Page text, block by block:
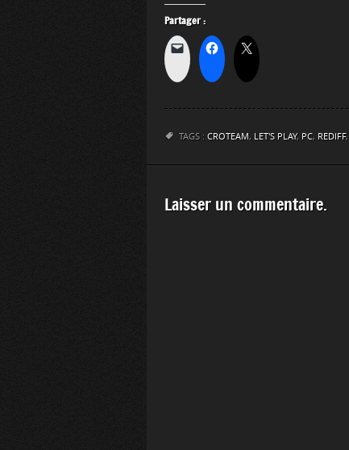
Partager :
TAGS : CROTEAM, LET'S PLAY, PC, REDIFF,
Laisser un commentaire.